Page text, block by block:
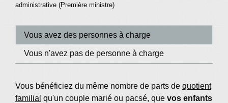
administrative (Première ministre)
Vous avez des personnes à charge
Vous n'avez pas de personne à charge
Vous bénéficiez du même nombre de parts de quotient
familial qu'un couple marié ou pacsé, que vos enfants